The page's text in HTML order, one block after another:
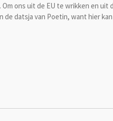
ons uit de EU te wrikken en uit
datsja van Poetin, want hier